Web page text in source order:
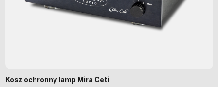
Kosz ochronny lamp Mira Ceti